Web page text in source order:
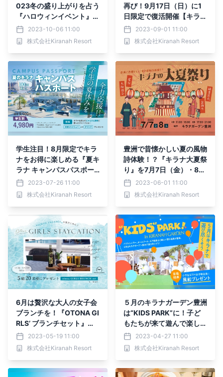
023冬の盛り上がりを占う
『ハロウィンイベント』を
開催：10月28日（土）～
31日（火）【キラナガー
デン豊洲】
2023-10-06 11:00
株式会社Kiranah Resort
再び！9月17日（日）に1
日限定で復活開催【キラナ
ガーデン豊洲】
2023-09-01 11:00
株式会社Kiranah Resort
学生注目！8月限定でキラ
ナをお得に楽しめる『夏キ
ラナ キャンパスパスポー
ト』キャンペーンを開催
【キラナガーデン豊洲】
2023-07-26 11:00
株式会社Kiranah Resort
豊洲で昔懐かしい夏の風物
詩体験！？『キラナ大夏祭
り』を7月7日（金）・8日
（土）開催決定【キラナガ
ーデン豊洲】
2023-06-01 11:00
株式会社Kiranah Resort
6月は贅沢な大人の女子会
ブランチを！『OTONA GI
RLS’ ブランチセット』を
期間限定販売：5月22日
（月）～6月30日（金）
【キラナガーデン豊洲】
2023-05-19 11:00
株式会社Kiranah Resort
５月のキラナガーデン豊洲
は“KIDS PARK”に！子ど
もたちが来て遊んで楽しい
コンテンツが登場【キラナ
ガーデン豊洲】
2023-04-27 11:00
株式会社Kiranah Resort